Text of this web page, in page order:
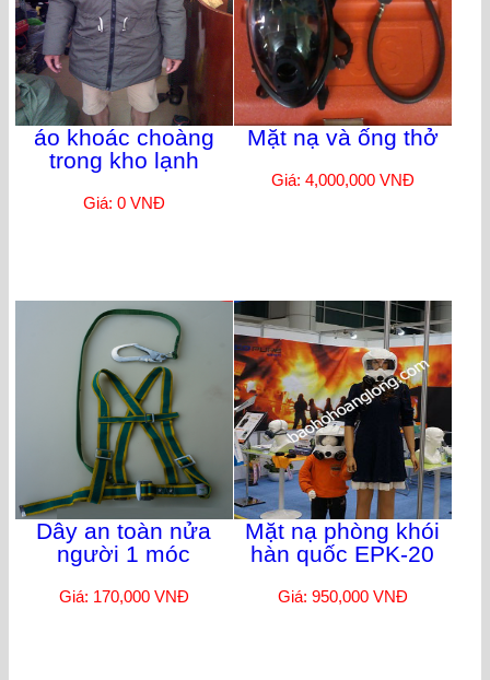
áo khoác choàng
trong kho lạnh
Giá: 0 VNĐ
Mặt nạ và ống thở
Giá: 4,000,000 VNĐ
Dây an toàn nửa
người 1 móc
Giá: 170,000 VNĐ
Mặt nạ phòng khói
hàn quốc EPK-20
Giá: 950,000 VNĐ